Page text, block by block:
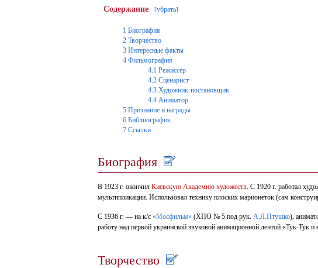
Содержание [убрать]
1 Биография
2 Творчество
3 Интересные факты
4 Фильмография
4.1 Режиссёр
4.2 Сценарист
4.3 Художник-постановщик
4.4 Аниматор
5 Признание и награды
6 Библиография
7 Ссылки
Биография
В 1923 г. окончил Киевскую Академию художеств . С 1920 г. работал
мультипликации. Использовал технику плоских марионеток (сам
С 1936 г. — на к/с «Мосфильм» (ХПО № 5 под рук. А.Л.Птушко),
работу над первой украинской звуковой анимационной лентой «Тук-Тук
Творчество